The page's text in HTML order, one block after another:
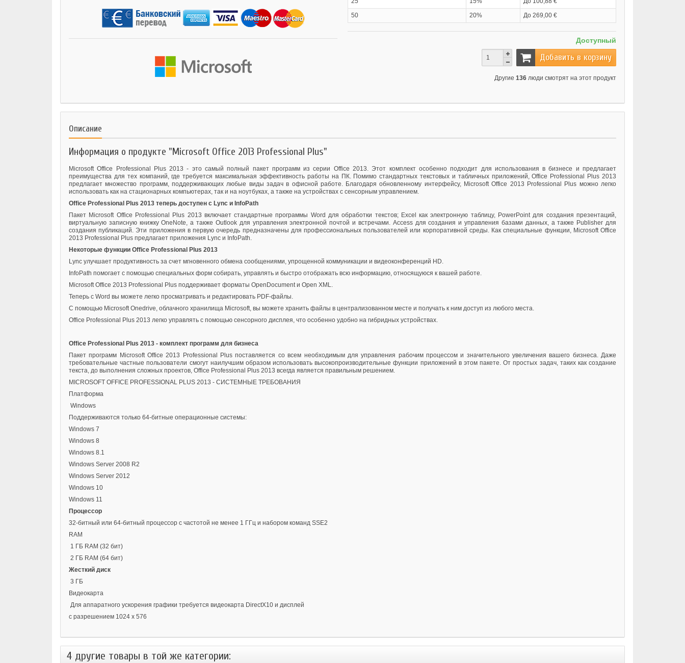
50
20% До 269,00 €
Доступный
Добавить в корзину
Другие 136 люди смотрят на этот продукт
Описание
Информация о продукте "Microsoft Office 2013 Professional Plus"
Microsoft Office Professional Plus 2013 - это самый полный пакет программ из серии Office 2013. Этот комплект особенно подходит для использования в бизнесе и предлагает
преимущества для тех компаний, где требуется максимальная эффективность работы на ПК. Помимо стандартных текстовых и табличных приложений, Office Professional Plus 2013
предлагает множество программ, поддерживающих любые виды задач в офисной работе. Благодаря обновленному интерфейсу, Microsoft Office 2013 Professional Plus можно легко
использовать как на стационарных компьютерах, так и на ноутбуках, а также на устройствах с сенсорным управлением.
Office Professional Plus 2013 теперь доступен с Lync и InfoPath
Пакет Microsoft Office Professional Plus 2013 включает стандартные программы Word для обработки текстов; Excel как электронную таблицу, PowerPoint для создания презентаций,
виртуальную записную книжку OneNote, а также Outlook для управления электронной почтой и встречами. Access для создания и управления базами данных, а также Publisher для
создания публикаций. Эти приложения в первую очередь предназначены для профессиональных пользователей или корпоративной среды. Как специальные функции, Microsoft Office
2013 Professional Plus предлагает приложения Lync и InfoPath.
Некоторые функции Office Professional Plus 2013
Lync улучшает продуктивность за счет мгновенного обмена сообщениями, упрощенной коммуникации и видеоконференций HD.
InfoPath помогает с помощью специальных форм собирать, управлять и быстро отображать всю информацию, относящуюся к вашей работе.
Microsoft Office 2013 Professional Plus поддерживает форматы OpenDocument и Open XML.
Теперь с Word вы можете легко просматривать и редактировать PDF-файлы.
С помощью Microsoft Onedrive, облачного хранилища Microsoft, вы можете хранить файлы в централизованном месте и получать к ним доступ из любого места.
Office Professional Plus 2013 легко управлять с помощью сенсорного дисплея, что особенно удобно на гибридных устройствах.
Office Professional Plus 2013 - комплект программ для бизнеса
Пакет программ Microsoft Office 2013 Professional Plus поставляется со всем необходимым для управления рабочим процессом и значительного увеличения вашего бизнеса. Даже
требовательные частные пользователи смогут наилучшим образом использовать высокопроизводительные функции приложений в этом пакете. От простых задач, таких как создание
текста, до выполнения сложных проектов, Office Professional Plus 2013 всегда является правильным решением.
MICROSOFT OFFICE PROFESSIONAL PLUS 2013 - СИСТЕМНЫЕ ТРЕБОВАНИЯ
Платформа
Windows
Поддерживаются только 64-битные операционные системы:
Windows 7
Windows 8
Windows 8.1
Windows Server 2008 R2
Windows Server 2012
Windows 10
Windows 11
Процессор
32-битный или 64-битный процессор с частотой не менее 1 ГГц и набором команд SSE2
RAM
1 ГБ RAM (32 бит)
2 ГБ RAM (64 бит)
Жесткий диск
3 ГБ
Видеокарта
Для аппаратного ускорения графики требуется видеокарта DirectX10 и дисплей
с разрешением 1024 x 576
4 другие товары в той же категории: